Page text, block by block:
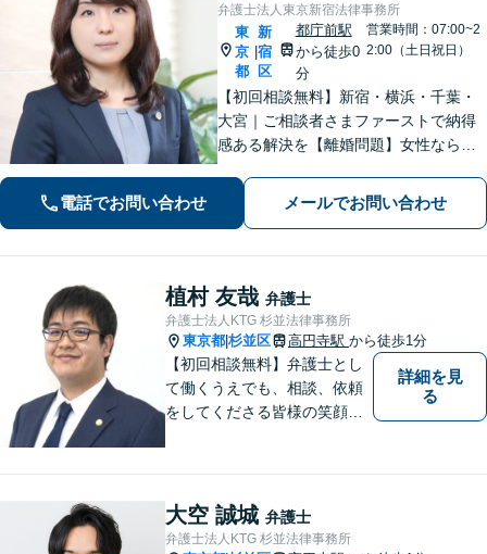
弁護士法人東京新宿法律事務所
東
京
都
|
新
宿
区
都庁前駅
から徒歩0
分
営業時間：07:00~2
2:00（土日祝日）
​​【初回相談無料】新宿・横浜・千葉・
大宮｜ご相談者さまファーストで納得
感ある解決を【離婚問題】女性ならで
らご相談ください【相続問題】事務所
相談実績1万件以上！様々な相続トラブ
電話でお問い合わせ メールでお問い合わせ
植村 友哉 弁護士
弁護士法人KTG 杉並法律事務所
東京都 杉並区 高円寺駅 から徒歩1分
【初回相談無料】弁護士とし
て働くうえでも、相談、依頼
をしてくださる皆様の笑顔を
す。【夜間や休日相談も対応
可能】【メール・WEB面談
詳細を見
る
大空 誠城 弁護士
弁護士法人KTG 杉並法律事務所